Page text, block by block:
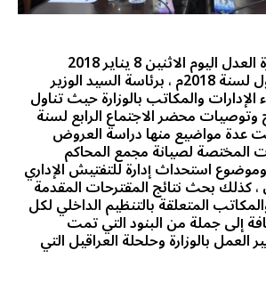
عقد بمقر ديوان وزارة العدل اليوم الاثنين 8 يناير 2018
الاجتماع الدوري الأول لسنة 2018م ، برئاسة السيد الوزير
والمكاتب بالوزارة حيث تناول
وتوصيات محضر الاجتماع الرابع لسنة
عدة مواضيع منها دراسة العروض
المختصة لصيانة مجمع المحاكم
استحداث إدارة للتفتيش الإداري
، كذلك بحث نتائج المقترحات المقدمة
المتعلقة بالتنظيم الداخلي لكل
إلى جملة من البنود التي تمت
بالوزارة وحلحلة العراقيل التي